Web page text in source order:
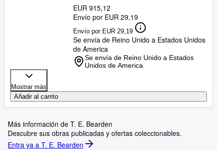
EUR 915,12
Envío por EUR 29,19
Envío por EUR 29,19
Se envía de Reino Unido a Estados Unidos
de America
Se envía de Reino Unido a Estados
Unidos de America
Mostrar más
Añadir al carrito
Más información de T. E. Bearden
Descubre sus obras publicadas y ofertas coleccionables.
Entra ya a T. E. Bearden